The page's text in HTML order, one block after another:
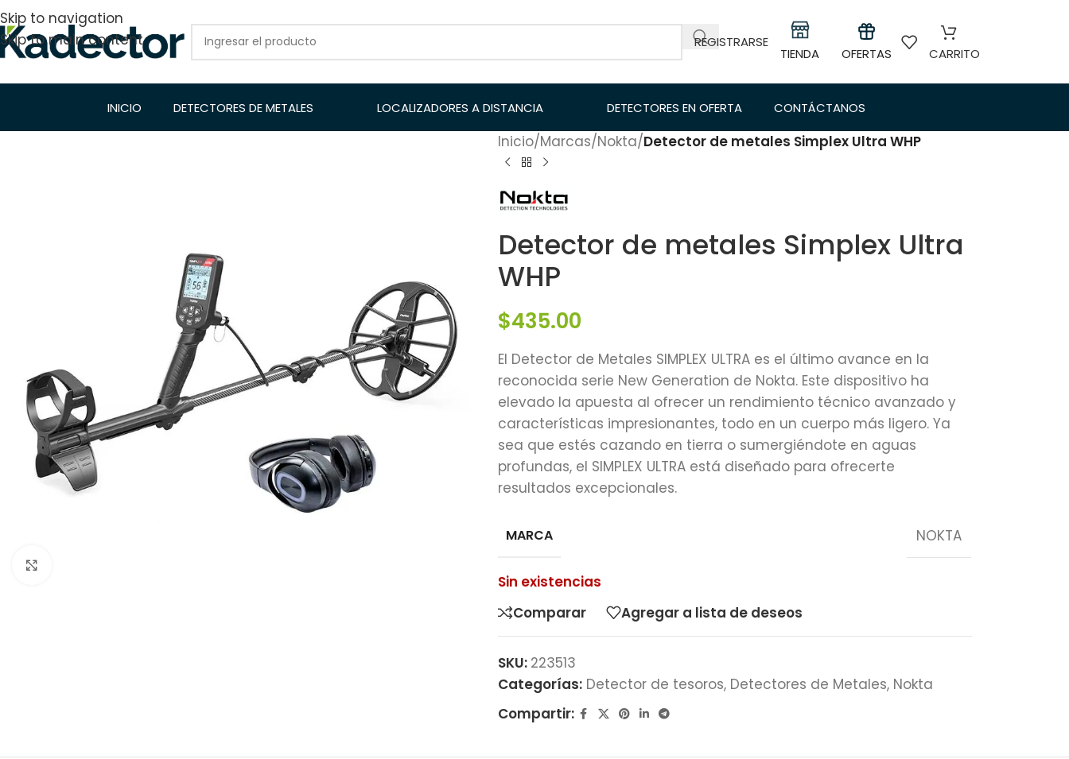
Skip to navigation
Skip to main content
REGISTRARSE
TIENDA OFERTAS CARRITO
INICIO DETECTORES DE METALES LOCALIZADORES A DISTANCIA DETECTORES EN OFERTA CONTÁCTANOS
Inicio/Marcas/Nokta/Detector de metales Simplex Ultra WHP
Detector de metales Simplex Ultra
WHP
$435.00
El Detector de Metales SIMPLEX ULTRA es el último avance en la
reconocida serie New Generation de Nokta. Este dispositivo ha
elevado la apuesta al ofrecer un rendimiento técnico avanzado y
características impresionantes, todo en un cuerpo más ligero. Ya
sea que estés cazando en tierra o sumergiéndote en aguas
profundas, el SIMPLEX ULTRA está diseñado para ofrecerte
resultados excepcionales.
MARCA NOKTA
Sin existencias
Comparar
Agregar a lista de deseos
SKU: 223513
Categorías: Detector de tesoros, Detectores de Metales, Nokta
Compartir: